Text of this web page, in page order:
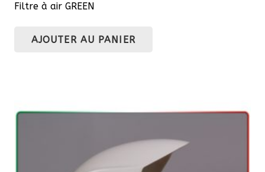
Filtre à air GREEN
AJOUTER AU PANIER